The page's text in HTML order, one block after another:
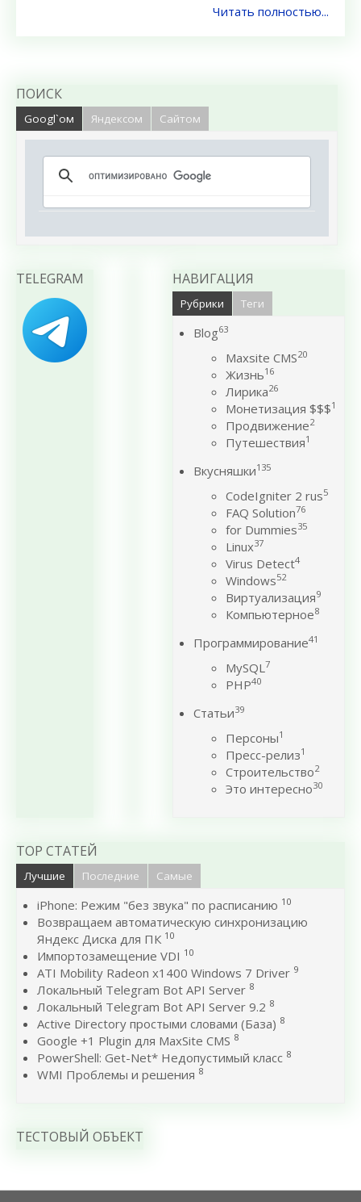
Читать полностью...
ПОИСК
Googl`ом Яндексом Сайтом
TELEGRAM НАВИГАЦИЯ
Рубрики Теги
Blog63
Maxsite CMS20
Жизнь16
Лирика26
Монетизация $$$1
Продвижение2
Путешествия1
Вкусняшки135
CodeIgniter 2 rus5
FAQ Solution76
for Dummies35
Linux37
Virus Detect4
Windows52
Виртуализация9
Компьютерное8
Программирование41
MySQL7
PHP40
Статьи39
Персоны1
Пресс-релиз1
Строительство2
Это интересно30
TOP СТАТЕЙ
Лучшие Последние Самые
iPhone: Режим "без звука" по расписанию 10
Возвращаем автоматическую синхронизацию
Яндекс Диска для ПК 10
Импортозамещение VDI 10
ATI Mobility Radeon x1400 Windows 7 Driver 9
Локальный Telegram Bot API Server 8
Локальный Telegram Bot API Server 9.2 8
Active Directory простыми словами (База) 8
Google +1 Plugin для MaxSite CMS 8
PowerShell: Get-Net* Недопустимый класс 8
WMI Проблемы и решения 8
ТЕСТОВЫЙ ОБЪЕКТ